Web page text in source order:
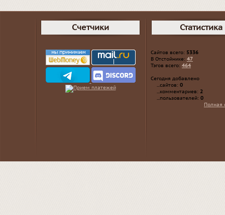
Счетчики Статистика
Сайтов всего: 5336
В Отстойнике: 47
Тэгов всего: 464
Сегодня добавлено
...сайтов: 0
...комментариев: 2
...пользователей: 0
Полная